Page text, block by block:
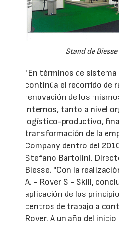
Stand de
"En términos de
continúa el recorrido de
renovación de los
internos, tanto a nivel
logístico-productivo,
transformación de la
Company dentro del
Stefano Bartolini,
Biesse. "Con la
A. - Rover S - Skill,
aplicación de los
centros de trabajo a
Rover. A un año del